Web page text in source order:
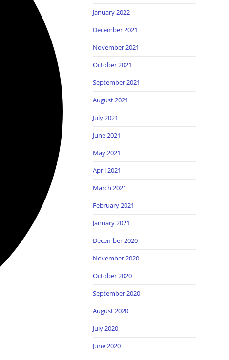
January 2022
December 2021
November 2021
October 2021
September 2021
August 2021
July 2021
June 2021
May 2021
April 2021
March 2021
February 2021
January 2021
December 2020
November 2020
October 2020
September 2020
August 2020
July 2020
June 2020